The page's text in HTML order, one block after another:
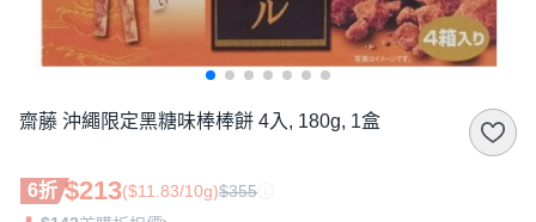
齋藤 沖繩限定黑糖味棒棒餅 4入, 180g, 1盒
6折 $213($11.83/10g)$355